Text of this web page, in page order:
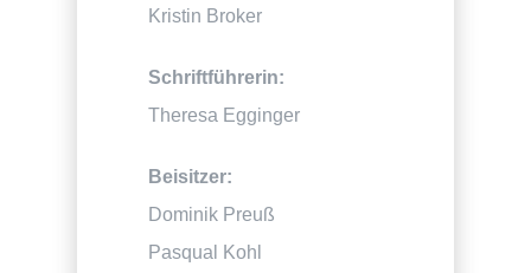
Kristin Broker
Schriftführerin:
Theresa Egginger
Beisitzer:
Dominik Preuß
Pasqual Kohl